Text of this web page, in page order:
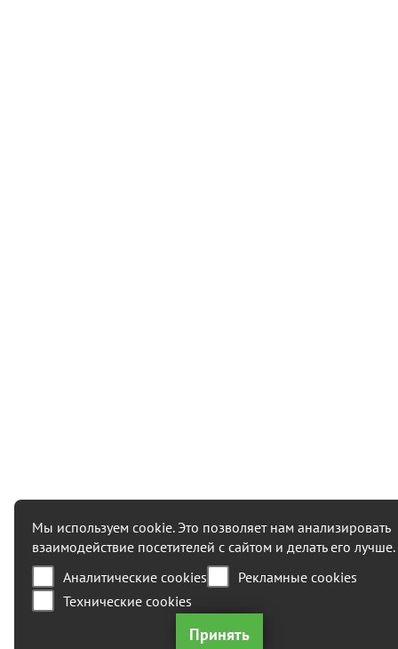
Мы используем cookie. Это позволяет нам анализировать
взаимодействие посетителей с сайтом и делать его лучше.
Аналитические cookies
Рекламные cookies
Технические cookies